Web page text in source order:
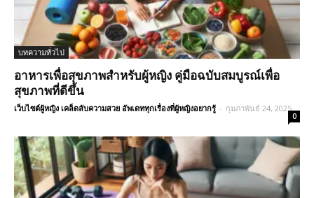
บทความทั่วไป
อาหารเพื่อสุขภาพสำหรับผู้หญิง คู่มือฉบับสมบูรณ์เพื่อ
สุขภาพที่ดีขึ้น
เว็บไซต์ผู้หญิง เคล็ดลับความสวย อัพเดททุกเรื่องที่ผู้หญิงอยากรู้ - กุมภาพันธ์ 24, 2025
0